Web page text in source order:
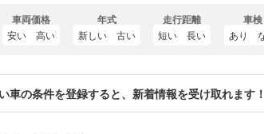
車両価格
安い 高い
年式
新しい 古い
走行距離
短い 長い
車検
あり
車の条件を登録すると、新着情報を受け取れます！